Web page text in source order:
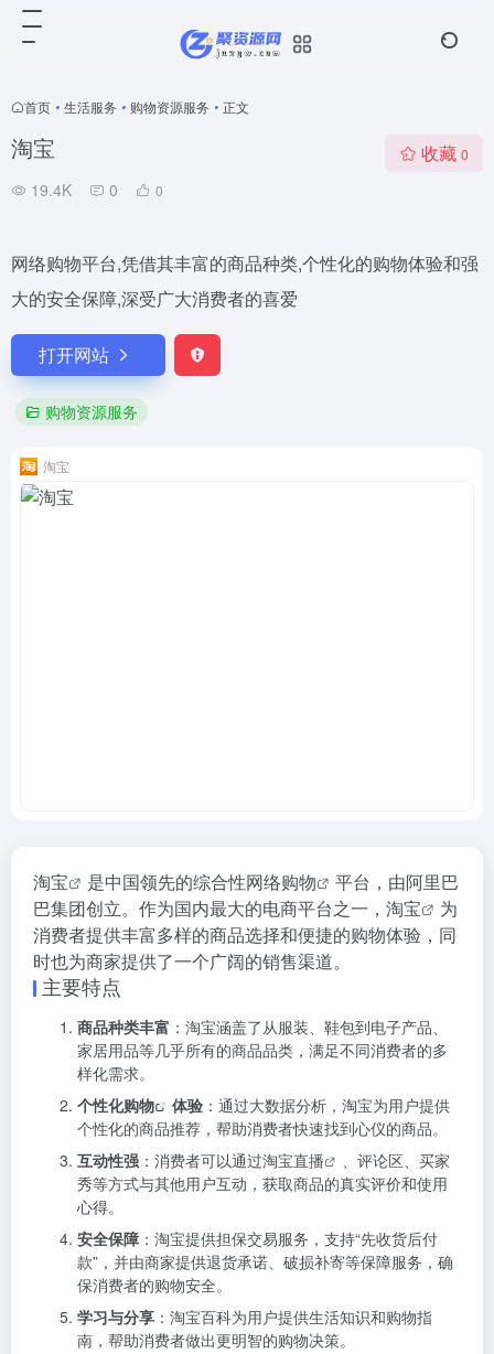
首页 • 生活服务 • 购物资源服务 • 正文
淘宝
19.4K 0 0
收藏 0
网络购物平台,凭借其丰富的商品种类,个性化的购物体验和强
大的安全保障,深受广大消费者的喜爱
打开网站
购物资源服务
淘宝
淘宝 是中国领先的综合性网络购物
平台，由阿里巴
巴集团创立。作为国内最大的电商平台之一， 淘宝
为
消费者提供丰富多样的商品选择和便捷的购物体验，同
时也为商家提供了一个广阔的销售渠道。
主要特点
商品种类丰富 ：淘宝涵盖了从服装、鞋包到电子产品、
家居用品等几乎所有的商品品类，满足不同消费者的多
样化需求。
个性化购物
体验 ：通过大数据分析，淘宝为用户提供
个性化的商品推荐，帮助消费者快速找到心仪的商品。
互动性强 ：消费者可以通过淘宝直播
、评论区、买家
秀等方式与其他用户互动，获取商品的真实评价和使用
心得。
安全保障 ：淘宝提供担保交易服务，支持“先收货后付
款”，并由商家提供退货承诺、破损补寄等保障服务，确
保消费者的购物安全。
学习与分享 ：淘宝百科为用户提供生活知识和购物指
南，帮助消费者做出更明智的购物决策。